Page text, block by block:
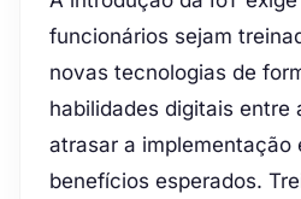
funcionários sejam
novas tecnologias de
habilidades digitais entre
atrasar a implementação
benefícios esperados.